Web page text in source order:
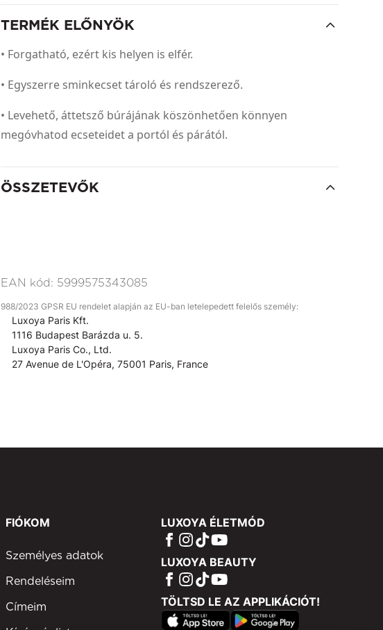
TERMÉK ELŐNYÖK
• Forgatható, ezért kis helyen is elfér.
• Egyszerre sminkecset tároló és rendszerező.
• Levehető, áttetsző búrájának köszönhetően könnyen
megóvhatod ecseteidet a portól és párától.
ÖSSZETEVŐK
EAN kód: 5999575343085
988/2023 GPSR EU rendelet alapján az EU-ban letelepedett felelős személy:
Luxoya Paris Kft.
1116 Budapest Barázda u. 5.
Luxoya Paris Co., Ltd.
27 Avenue de L'Opéra, 75001 Paris, France
FIÓKOM
Személyes adatok
Rendeléseim
Címeim
LUXOYA ÉLETMÓD
LUXOYA BEAUTY
TÖLTSD LE AZ APPLIKÁCIÓT!